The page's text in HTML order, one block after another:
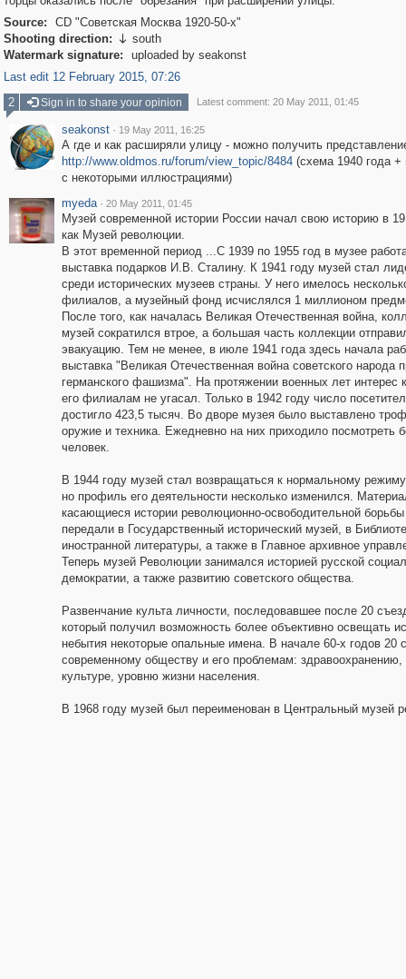
Source:
CD "Советская Москва 1920-50-х"
Shooting direction:  south
Watermark signature:
uploaded by seakonst
Last edit 12 February 2015, 07:26
2
Sign in to share your opinion Latest comment: 20 May 2011, 01:45
seakonst · 19 May 2011, 16:25
А где и как расширяли улицу - можно получить
http://www.oldmos.ru/forum/view_topic/8484(схема 1940 года +
с некоторыми иллюстрациями)
myeda · 20 May 2011, 01:45
Музей современной истории России начал свою историю в
как Музей революции.
В этот временной период ...С 1939 по 1955 год в музее
выставка подарков И.В. Сталину. К 1941 году музей стал
среди исторических музеев страны. У него имелось
филиалов, а музейный фонд исчислялся 1 миллионом
После того, как началась Великая Отечественная война,
музей сократился втрое, а большая часть коллекции
эвакуацию. Тем не менее, в июле 1941 года здесь начала
выставка "Великая Отечественная война советского народа
германского фашизма". На протяжении военных лет интерес
его филиалам не угасал. Только в 1942 году число
достигло 423,5 тысяч. Во дворе музея было выставлено
оружие и техника. Ежедневно на них приходило посмотреть
человек.
В 1944 году музей стал возвращаться к нормальному
но профиль его деятельности несколько изменился.
касающиеся истории революционно-освободительной
передали в Государственный исторический музей, в
иностранной литературы, а также в Главное архивное
Теперь музей Революции занимался историей русской
демократии, а также развитию советского общества.
Развенчание культа личности, последовавшее после 20
который получил возможность более объективно освещать
небытия некоторые опальные имена. В начале 60-х годов
современному обществу и его проблемам:
культуре, уровню жизни населения.
В 1968 году музей был переименован в Центральный музей